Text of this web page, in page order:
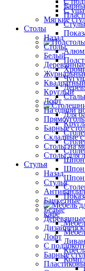
Для
Шпон
Шпон
кафе
С
Мягкие
Столы
Назад
Столы
Белый
Круглый
Лофт
На одной
Барные
Складные
Столы на
Столы для
Стулья
Назад
Стулья
Банкетные
Белые
Лофт
С
Барные